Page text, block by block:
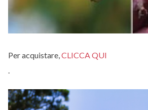
Per acquistare,CLICCA QUI